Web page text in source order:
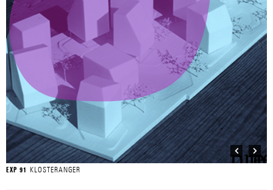
EXP 91 KLOSTERANGER